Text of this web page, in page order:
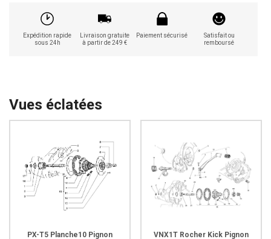
Expédition rapide
sous 24h
Livraison gratuite
à partir de 249 €
Paiement sécurisé
Satisfait ou
remboursé
Vues éclatées
PX-T5 Planche10 Pignon
VNX1T Rocher Kick Pignon